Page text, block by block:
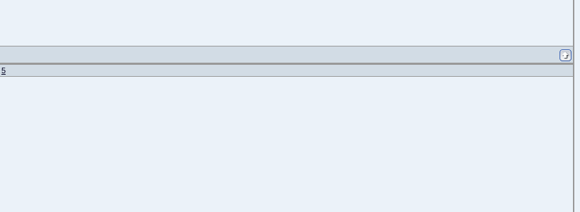
5